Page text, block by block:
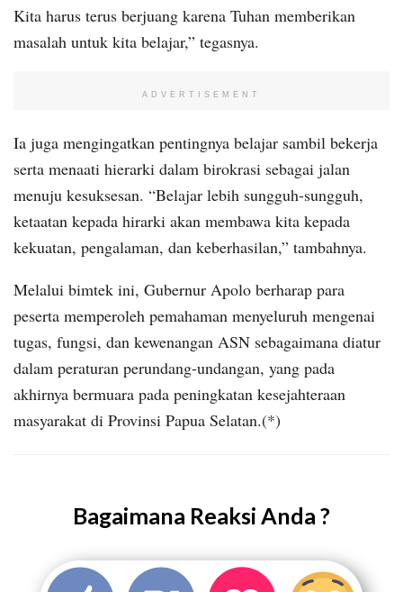
Kita harus terus berjuang karena Tuhan memberikan
masalah untuk kita belajar,” tegasnya.
ADVERTISEMENT
Ia juga mengingatkan pentingnya belajar sambil bekerja
serta menaati hierarki dalam birokrasi sebagai jalan
menuju kesuksesan. “Belajar lebih sungguh-sungguh,
ketaatan kepada hirarki akan membawa kita kepada
kekuatan, pengalaman, dan keberhasilan,” tambahnya.
Melalui bimtek ini, Gubernur Apolo berharap para
peserta memperoleh pemahaman menyeluruh mengenai
tugas, fungsi, dan kewenangan ASN sebagaimana diatur
dalam peraturan perundang-undangan, yang pada
akhirnya bermuara pada peningkatan kesejahteraan
masyarakat di Provinsi Papua Selatan.(*)
Bagaimana Reaksi Anda ?